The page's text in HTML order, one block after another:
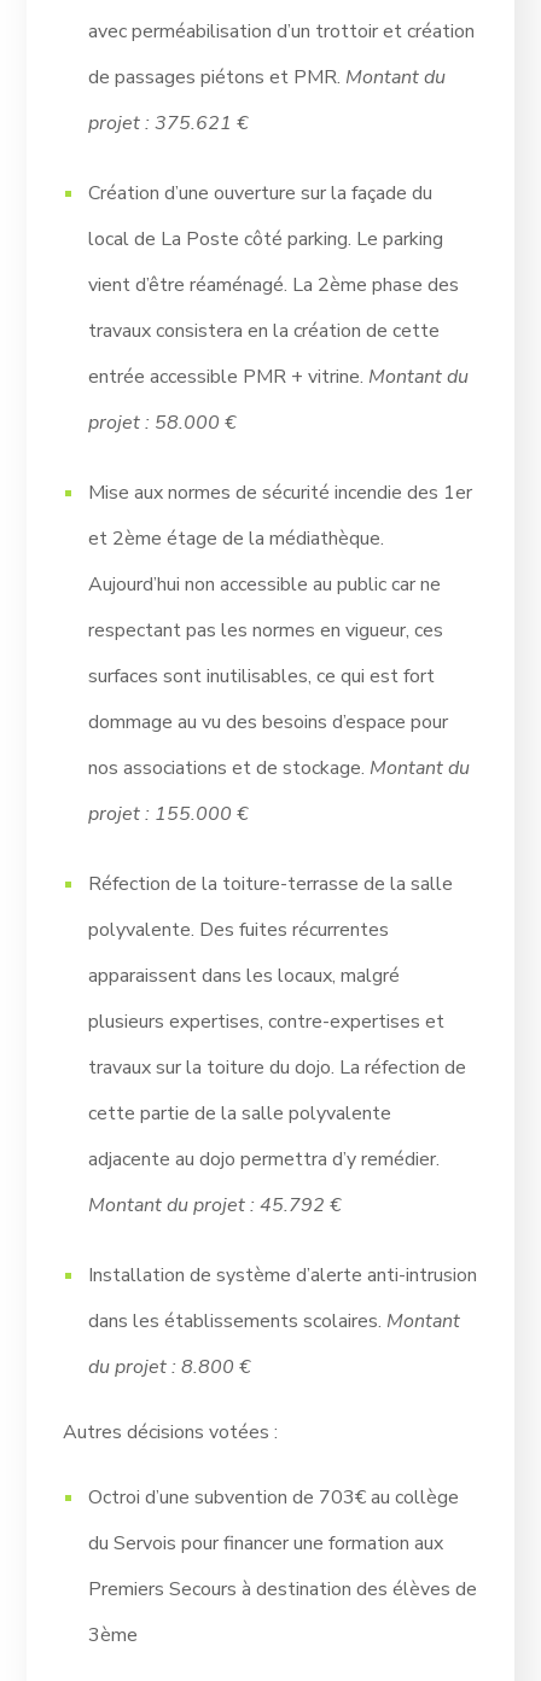
avec perméabilisation d’un trottoir et création
de passages piétons et PMR. Montant du
projet : 375.621 €
Création d’une ouverture sur la façade du
local de La Poste côté parking. Le parking
vient d’être réaménagé. La 2ème phase des
travaux consistera en la création de cette
entrée accessible PMR + vitrine. Montant du
projet : 58.000 €
Mise aux normes de sécurité incendie des 1er
et 2ème étage de la médiathèque.
Aujourd’hui non accessible au public car ne
respectant pas les normes en vigueur, ces
surfaces sont inutilisables, ce qui est fort
dommage au vu des besoins d’espace pour
nos associations et de stockage. Montant du
projet : 155.000 €
Réfection de la toiture-terrasse de la salle
polyvalente. Des fuites récurrentes
apparaissent dans les locaux, malgré
plusieurs expertises, contre-expertises et
travaux sur la toiture du dojo. La réfection de
cette partie de la salle polyvalente
adjacente au dojo permettra d’y remédier.
Montant du projet : 45.792 €
Installation de système d’alerte anti-intrusion
dans les établissements scolaires. Montant
du projet : 8.800 €
Autres décisions votées :
Octroi d’une subvention de 703€ au collège
du Servois pour financer une formation aux
Premiers Secours à destination des élèves de
3ème